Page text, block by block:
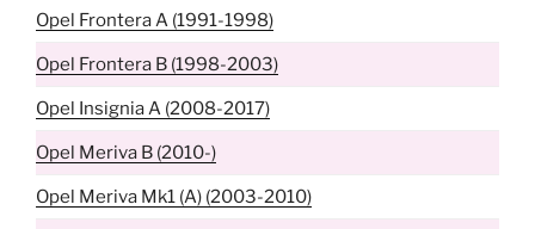
Opel Frontera A (1991-1998)
Opel Frontera B (1998-2003)
Opel Insignia A (2008-2017)
Opel Meriva B (2010-)
Opel Meriva Mk1 (A) (2003-2010)